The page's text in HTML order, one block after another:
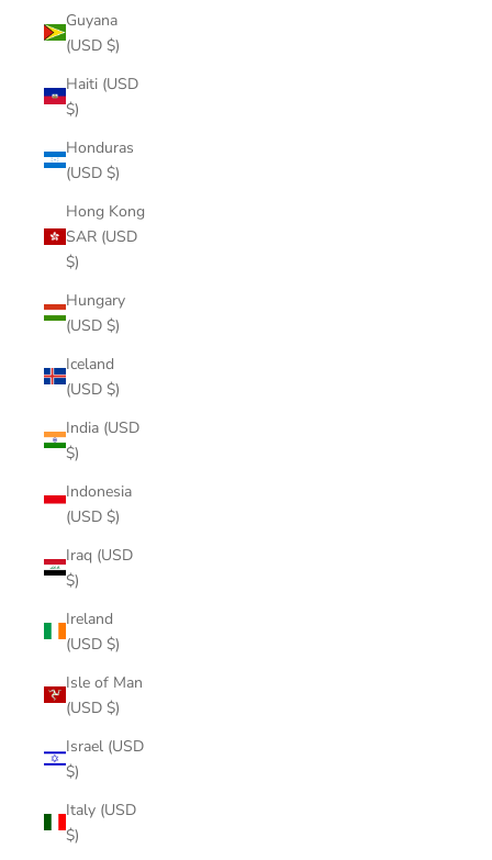
Guyana
(USD $)
Haiti (USD
$)
Honduras
(USD $)
Hong Kong
SAR (USD
$)
Hungary
(USD $)
Iceland
(USD $)
India (USD
$)
Indonesia
(USD $)
Iraq (USD
$)
Ireland
(USD $)
Isle of Man
(USD $)
Israel (USD
$)
Italy (USD
$)